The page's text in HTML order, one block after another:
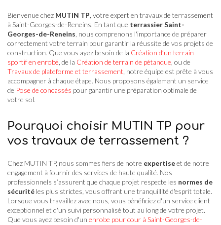
Bienvenue chez MUTIN TP , votre expert en travaux de terrassement
à Saint-Georges-de-Reneins. En tant que terrassier Saint-
Georges-de-Reneins , nous comprenons l'importance de préparer
correctement votre terrain pour garantir la réussite de vos projets de
construction. Que vous ayez besoin de la Création d’un terrain
sportif en enrobé , de la Création de terrain de pétanque , ou de
Travaux de plateforme et terrassement , notre équipe est prête à vous
accompagner à chaque étape. Nous proposons également un service
de Pose de concassés pour garantir une préparation optimale de
votre sol.
Pourquoi choisir MUTIN TP pour
vos travaux de terrassement ?
Chez MUTIN TP, nous sommes fiers de notre expertiseet de notre
engagement à fournir des services de haute qualité. Nos
professionnels s’assurent que chaque projet respecte les normes de
sécurité les plus strictes, vous offrant une tranquillité d'esprit totale.
Lorsque vous travaillez avec nous, vous bénéficiez d'un service client
exceptionnel et d'un suivi personnalisé tout au long de votre projet.
Que vous ayez besoin d'un enrobe pour cour à Saint-Georges-de-